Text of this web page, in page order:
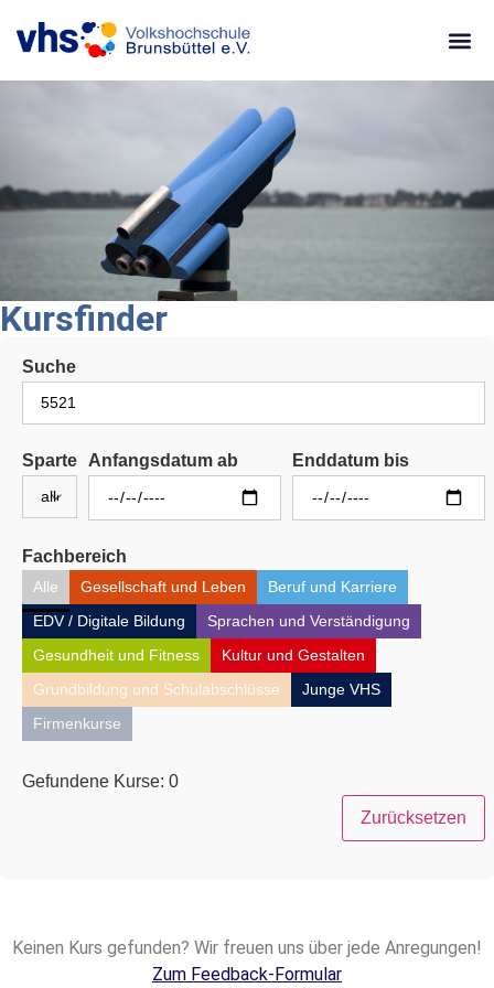
Kursfinder
Suche
Sparte Anfangsdatum ab Enddatum bis
Fachbereich
Alle Gesellschaft und Leben
Beruf und Karriere
EDV / Digitale Bildung
Sprachen und Verständigung
Gesundheit und Fitness
Kultur und Gestalten
Grundbildung und Schulabschlüsse
Junge VHS
Firmenkurse
Gefundene Kurse: 0
Zurücksetzen
Keinen Kurs gefunden? Wir freuen uns über jede Anregungen!
Zum Feedback-Formular